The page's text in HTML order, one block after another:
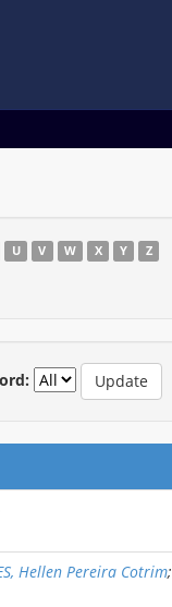
U V W X Y Z
Hellen Pereira Cotrim;